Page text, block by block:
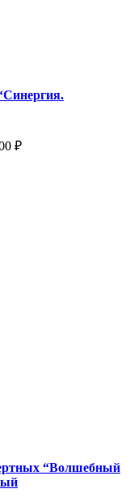
₽
“Волшебный